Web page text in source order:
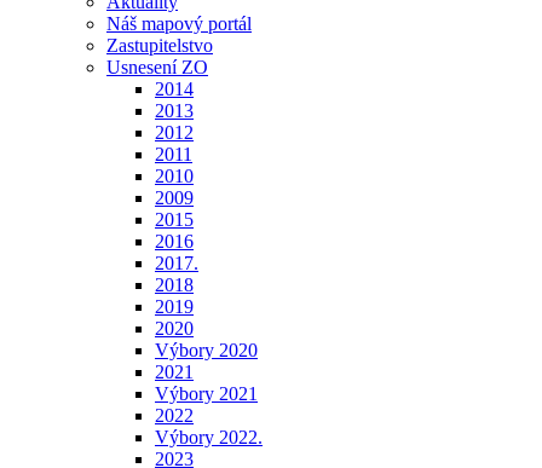
Náš mapový portál
Zastupitelstvo
Usnesení ZO
2014
2013
2012
2011
2010
2009
2015
2016
2017.
2018
2019
2020
Výbory 2020
2021
Výbory 2021
2022
Výbory 2022.
2023